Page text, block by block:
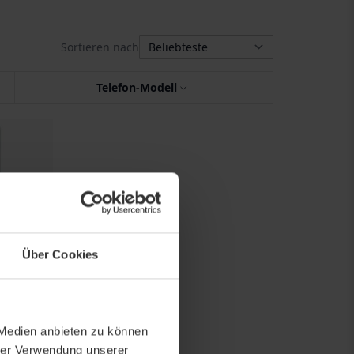
Über Cookies
anbieten zu können
Verwendung unserer
Sortieren nach
Telefon-Modell
€